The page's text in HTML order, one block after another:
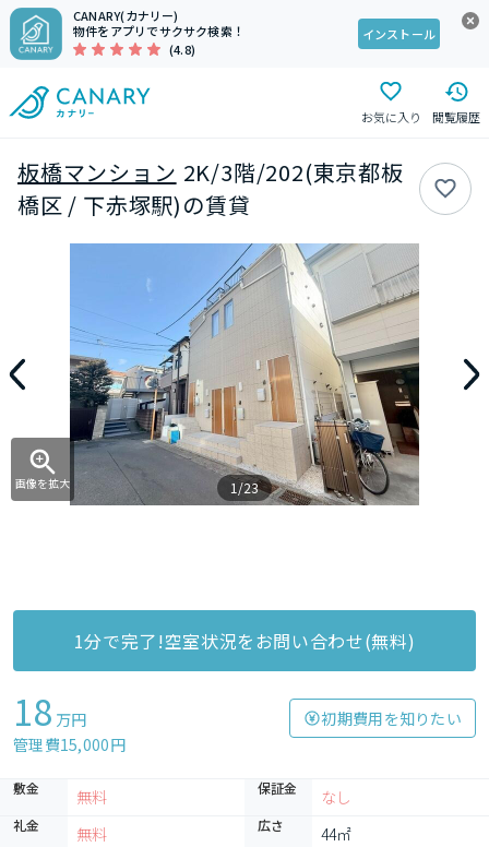
CANARY(カナリー)
物件をアプリでサクサク検索！
(4.8)
インストール
お気に入り 閲覧履歴
板橋マンション 2K/3階/202(東京都板
橋区 / 下赤塚駅)の賃貸
画像を拡大 1/23
1分で完了!空室状況をお問い合わせ(無料)
18 万円
管理費15,000円
初期費用を知りたい
敷金 無料 保証金 なし
礼金 無料 広さ 44㎡